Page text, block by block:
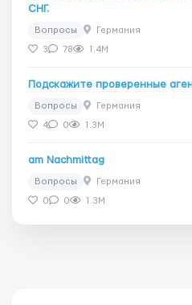
СНГ.
Вопросы Германия
3 78 1.4M
Подскажите проверенные
Вопросы Германия
4 0 1.3M
am Nachmittag
Вопросы Германия
0 0 1.3M